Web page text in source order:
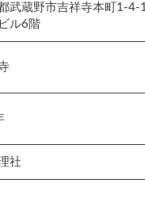
武蔵野市吉祥寺本町1-4-
ル6階
社